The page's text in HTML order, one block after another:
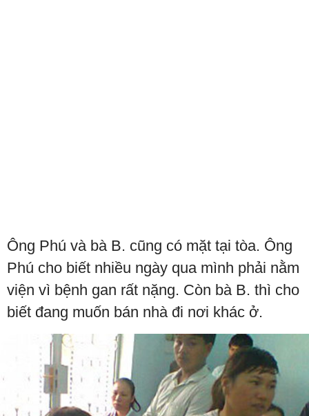
Ông Phú và bà B. cũng có mặt tại tòa. Ông
Phú cho biết nhiều ngày qua mình phải nằm
viện vì bệnh gan rất nặng. Còn bà B. thì cho
biết đang muốn bán nhà đi nơi khác ở.